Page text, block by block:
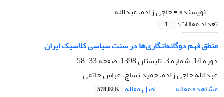
نویسنده =حاجی زاده، عبدالله
تعداد مقالات:
1
منطق فهم دوگانه‌انگاری‌ها در سنت سیاسی کلاسیک ایران
دوره 14، شماره 3، تابستان 1398، صفحه
33-58
عبدالله حاجی زاده، حمید نساج، عباس حاتمی
مشاهده مقاله
اصل مقاله 578.02 K